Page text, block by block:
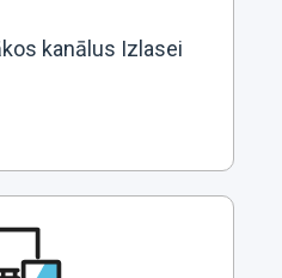
kanālus Izlasei